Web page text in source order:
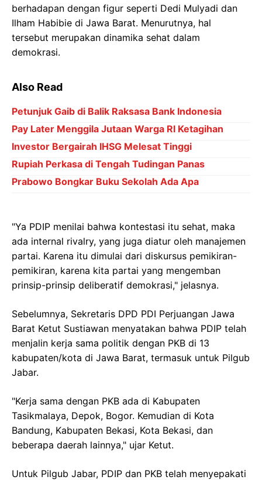
berhadapan dengan figur seperti Dedi Mulyadi dan
Ilham Habibie di Jawa Barat. Menurutnya, hal
tersebut merupakan dinamika sehat dalam
demokrasi.
Also Read
Petunjuk Gaib di Balik Raksasa Bank Indonesia
Pay Later Menggila Jutaan Warga RI Ketagihan
Investor Bergairah IHSG Melesat Tinggi
Rupiah Perkasa di Tengah Tudingan Panas
Prabowo Bongkar Buku Sekolah Ada Apa
"Ya PDIP menilai bahwa kontestasi itu sehat, maka
ada internal rivalry, yang juga diatur oleh manajemen
partai. Karena itu dimulai dari diskursus pemikiran-
pemikiran, karena kita partai yang mengemban
prinsip-prinsip deliberatif demokrasi," jelasnya.
Sebelumnya, Sekretaris DPD PDI Perjuangan Jawa
Barat Ketut Sustiawan menyatakan bahwa PDIP telah
menjalin kerja sama politik dengan PKB di 13
kabupaten/kota di Jawa Barat, termasuk untuk Pilgub
Jabar.
"Kerja sama dengan PKB ada di Kabupaten
Tasikmalaya, Depok, Bogor. Kemudian di Kota
Bandung, Kabupaten Bekasi, Kota Bekasi, dan
beberapa daerah lainnya," ujar Ketut.
Untuk Pilgub Jabar, PDIP dan PKB telah menyepakati